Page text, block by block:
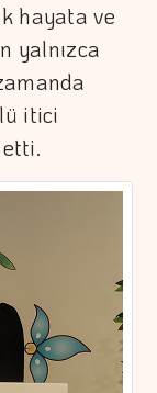
hayata ve
yalnızca
itici